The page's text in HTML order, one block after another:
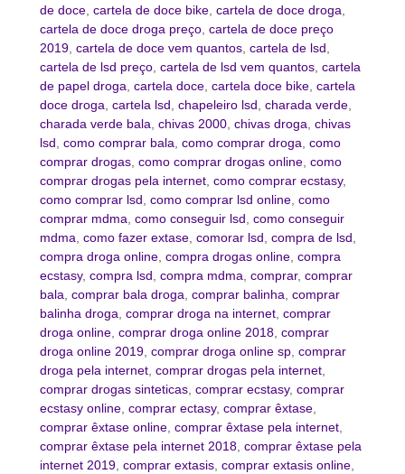
de doce, cartela de doce bike, cartela de doce droga,
cartela de doce droga preço, cartela de doce preço
2019, cartela de doce vem quantos, cartela de lsd,
cartela de lsd preço, cartela de lsd vem quantos, cartela
de papel droga, cartela doce, cartela doce bike, cartela
doce droga, cartela lsd, chapeleiro lsd, charada verde,
charada verde bala, chivas 2000, chivas droga, chivas
lsd, como comprar bala, como comprar droga, como
comprar drogas, como comprar drogas online, como
comprar drogas pela internet, como comprar ecstasy,
como comprar lsd, como comprar lsd online, como
comprar mdma, como conseguir lsd, como conseguir
mdma, como fazer extase, comorar lsd, compra de lsd,
compra droga online, compra drogas online, compra
ecstasy, compra lsd, compra mdma, comprar, comprar
bala, comprar bala droga, comprar balinha, comprar
balinha droga, comprar droga na internet, comprar
droga online, comprar droga online 2018, comprar
droga online 2019, comprar droga online sp, comprar
droga pela internet, comprar drogas pela internet,
comprar drogas sinteticas, comprar ecstasy, comprar
ecstasy online, comprar ectasy, comprar êxtase,
comprar êxtase online, comprar êxtase pela internet,
comprar êxtase pela internet 2018, comprar êxtase pela
internet 2019, comprar extasis, comprar extasis online,